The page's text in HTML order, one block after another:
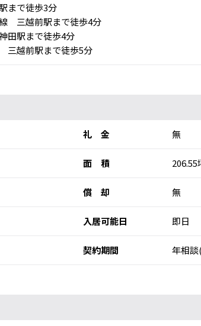
まで徒歩3分
三越前駅まで徒歩4分
田駅まで徒歩4分
三越前駅まで徒歩5分
礼 金 無
面 積 206.55
償 却 無
入居可能日 即日
契約期間 年相